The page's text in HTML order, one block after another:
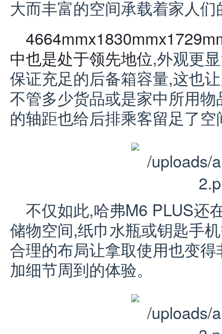
大而丰富的空间承载着家人
4664mmx1830mmx1729
中也是处于领先地位,外观更
保证充足的后备箱容量,这也
不管多少货品或是家中所用
的轴距也给后排乘客留足了空
不仅如此,哈弗M6 PLUS还
储物空间,纸巾水瓶或钥匙手
合理的布局让拿取使用也变
加细节周到的体验。